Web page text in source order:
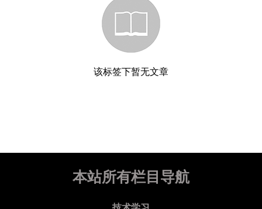
该标签下暂无文章
本站所有栏目导航